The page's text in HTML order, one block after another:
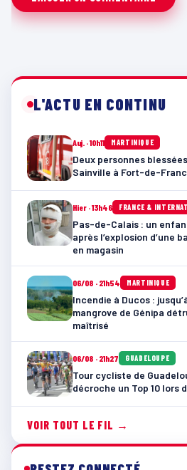
L'ACTU EN CONTINU
Auj. · 10h11 MARTINIQUE
Deux personnes
Sainville à Fort-de-
Hier · 13h46 FRANCE &
Pas-de-Calais : un
après l’explosion d’une
en magasin
06/08 · 21h54 MARTINIQUE
Incendie à Ducos :
mangrove de Génipa
maîtrisé
06/08 · 21h27 GUADELOUPE
Tour cycliste de
décroche un Top 10 lors
VOIR TOUT LE FIL →